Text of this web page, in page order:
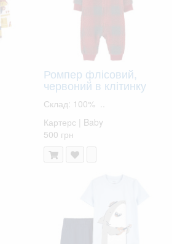
Ромпер флісовий,
червоний в клітинку
Склад: 100% ..
Картерс | Baby
500 грн